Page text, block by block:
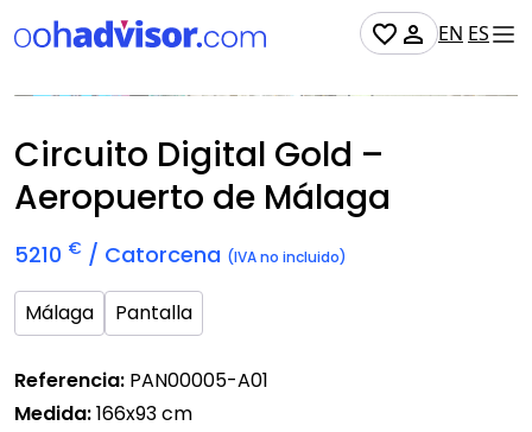
EN ES
Disponible
Circuito Digital Gold –
Aeropuerto de Málaga
5210 € / Catorcena (IVA no incluido)
Málaga Pantalla
Referencia: PAN00005-A01
Medida:166x93 cm